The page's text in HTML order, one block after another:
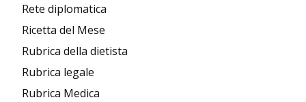
Rete diplomatica
Ricetta del Mese
Rubrica della dietista
Rubrica legale
Rubrica Medica